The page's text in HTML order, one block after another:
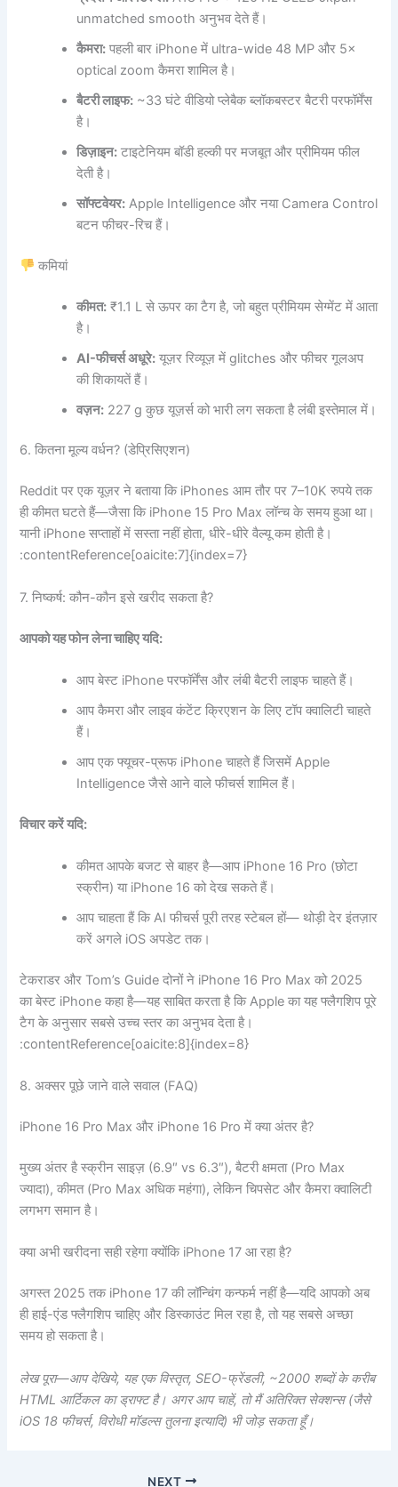
unmatched smooth अनुभव देते हैं।
कैमरा: पहली बार iPhone में ultra-wide 48 MP और 5×
optical zoom कैमरा शामिल है।
बैटरी लाइफ: ~33 घंटे वीडियो प्लेबैक ब्लॉकबस्टर बैटरी परफॉर्मेंस
है।
डिज़ाइन: टाइटेनियम बॉडी हल्की पर मजबूत और प्रीमियम फील
देती है।
सॉफ्टवेयर: Apple Intelligence और नया Camera Control
बटन फीचर-रिच हैं।
कमियां
कीमत: ₹1.1 L से ऊपर का टैग है, जो बहुत प्रीमियम सेग्मेंट में आता
है।
AI-​फीचर्स अधूरे: यूज़र रिव्यूज़ में glitches और फीचर गूलअप
की शिकायतें हैं।
वज़न: 227 g कुछ यूज़र्स को भारी लग सकता है लंबी इस्तेमाल में।
6. कितना मूल्य वर्धन? (डेप्रिसिएशन)
Reddit पर एक यूज़र ने बताया कि iPhones आम तौर पर 7–10K रुपये तक
ही कीमत घटते हैं—जैसा कि iPhone 15 Pro Max लॉन्च के समय हुआ था।
यानी iPhone सप्ताहों में सस्ता नहीं होता, धीरे-धीरे वैल्यू कम होती है।
:contentReference[oaicite:7]{index=7}
7. निष्कर्ष: कौन-कौन इसे खरीद सकता है?
आपको यह फोन लेना चाहिए यदि:
आप बेस्ट iPhone परफॉर्मेंस और लंबी बैटरी लाइफ चाहते हैं।
आप कैमरा और लाइव कंटेंट क्रिएशन के लिए टॉप क्वालिटी चाहते
हैं।
आप एक फ्यूचर-प्रूफ iPhone चाहते हैं जिसमें Apple
Intelligence जैसे आने वाले फीचर्स शामिल हैं।
विचार करें यदि:
कीमत आपके बजट से बाहर है—आप iPhone 16 Pro (छोटा
स्क्रीन) या iPhone 16 को देख सकते हैं।
आप चाहता हैं कि AI फीचर्स पूरी तरह स्टेबल हों— थोड़ी देर इंतज़ार
करें अगले iOS अपडेट तक।
टेकराडर और Tom’s Guide दोनों ने iPhone 16 Pro Max को 2025
का बेस्ट iPhone कहा है—यह साबित करता है कि Apple का यह फ्लैगशिप पूरे
टैग के अनुसार सबसे उच्‍च स्तर का अनुभव देता है।
:contentReference[oaicite:8]{index=8}
8. अक्सर पूछे जाने वाले सवाल (FAQ)
iPhone 16 Pro Max और iPhone 16 Pro में क्या अंतर है?
मुख्य अंतर है स्क्रीन साइज़ (6.9″ vs 6.3″), बैटरी क्षमता (Pro Max
ज्यादा), कीमत (Pro Max अधिक महंगा), लेकिन चिपसेट और कैमरा क्वालिटी
लगभग समान है।
क्या अभी खरीदना सही रहेगा क्योंकि iPhone 17 आ रहा है?
अगस्त 2025 तक iPhone 17 की लॉन्चिंग कन्फर्म नहीं है—यदि आपको अब
ही हाई-एंड फ्लैगशिप चाहिए और डिस्काउंट मिल रहा है, तो यह सबसे अच्छा
समय हो सकता है।
लेख पूरा—आप देखिये, यह एक विस्तृत, SEO-फ्रेंडली, ~2000 शब्दों के करीब
HTML आर्टिकल का ड्राफ्ट है। अगर आप चाहें, तो मैं अतिरिक्त सेक्शन्स (जैसे
iOS 18 फीचर्स, विरोधी मॉडल्स तुलना इत्यादि) भी जोड़ सकता हूँ।
NEXT